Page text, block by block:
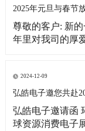
相关事宜通知如
2025年元旦与春节
尊敬的客户: 新
年里对我司的厚
求，提前做好春
事宜通知如下: 1
2024-12-09
弘皓电子邀您共赴
弘皓电子邀请函
球资源消费电子